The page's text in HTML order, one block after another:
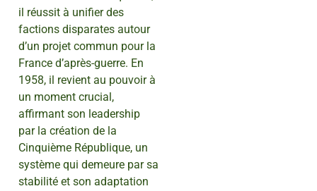
il réussit à unifier des
factions disparates autour
d’un projet commun pour la
France d’après-guerre. En
1958, il revient au pouvoir à
un moment crucial,
affirmant son leadership
par la création de la
Cinquième République, un
système qui demeure par sa
stabilité et son adaptation